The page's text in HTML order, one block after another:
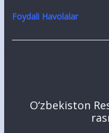
Foydali Havolalar
O‘zbekiston